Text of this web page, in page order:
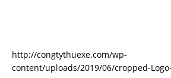
http://congtythuexe.com/wp-
content/uploads/2019/06/cropped-